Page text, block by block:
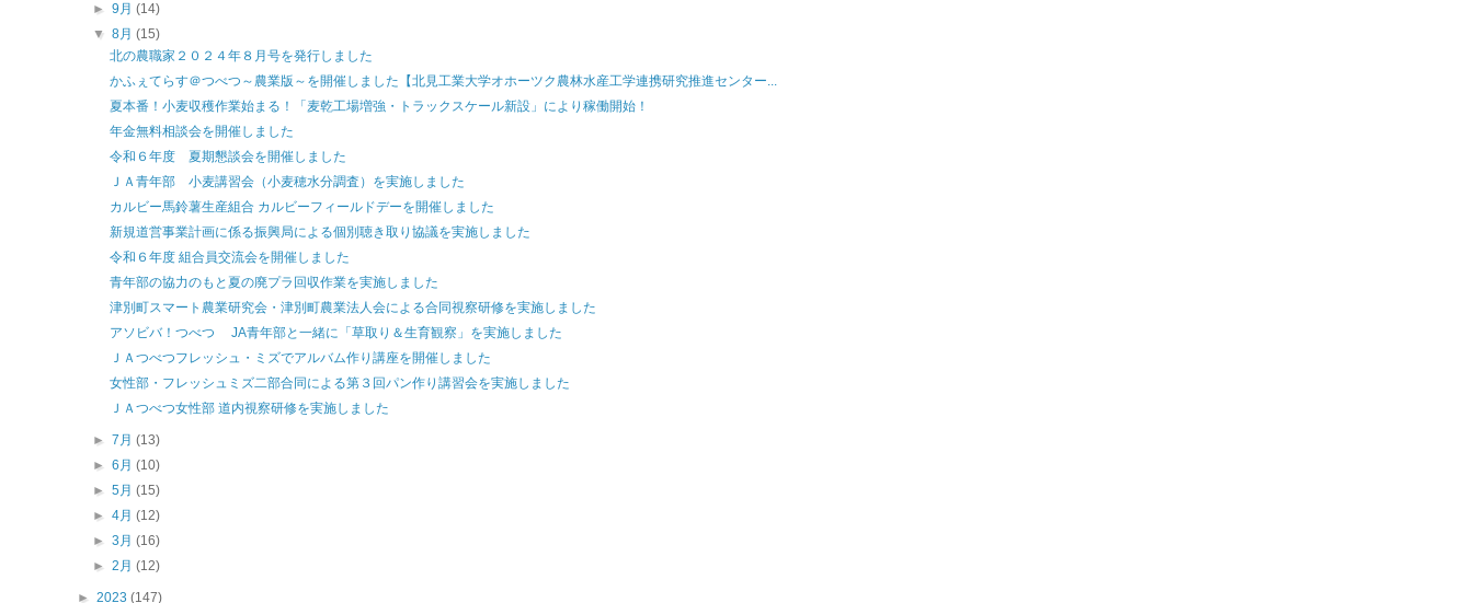
►9月(14)
▼8月(15)
北の農職家２０２４年８月号を発行しました
かふぇてらす＠つべつ～農業版～を開催しました【北見工業大学オホーツク農林水産工学連携研究推進センター...
夏本番！小麦収穫作業始まる！「麦乾工場増強・トラックスケール新設」により稼働開始！
年金無料相談会を開催しました
令和６年度 夏期懇談会を開催しました
ＪＡ青年部 小麦講習会（小麦穂水分調査）を実施しました
カルビー馬鈴薯生産組合 カルビーフィールドデーを開催しました
新規道営事業計画に係る振興局による個別聴き取り協議を実施しました
令和６年度 組合員交流会を開催しました
青年部の協力のもと夏の廃プラ回収作業を実施しました
津別町スマート農業研究会・津別町農業法人会による合同視察研修を実施しました
アソビバ！つべつ JA青年部と一緒に「草取り＆生育観察」を実施しました
ＪＡつべつフレッシュ・ミズでアルバム作り講座を開催しました
女性部・フレッシュミズ二部合同による第３回パン作り講習会を実施しました
ＪＡつべつ女性部 道内視察研修を実施しました
►7月(13)
►6月(10)
►5月(15)
►4月(12)
►3月(16)
►2月(12)
► 2023 (147)